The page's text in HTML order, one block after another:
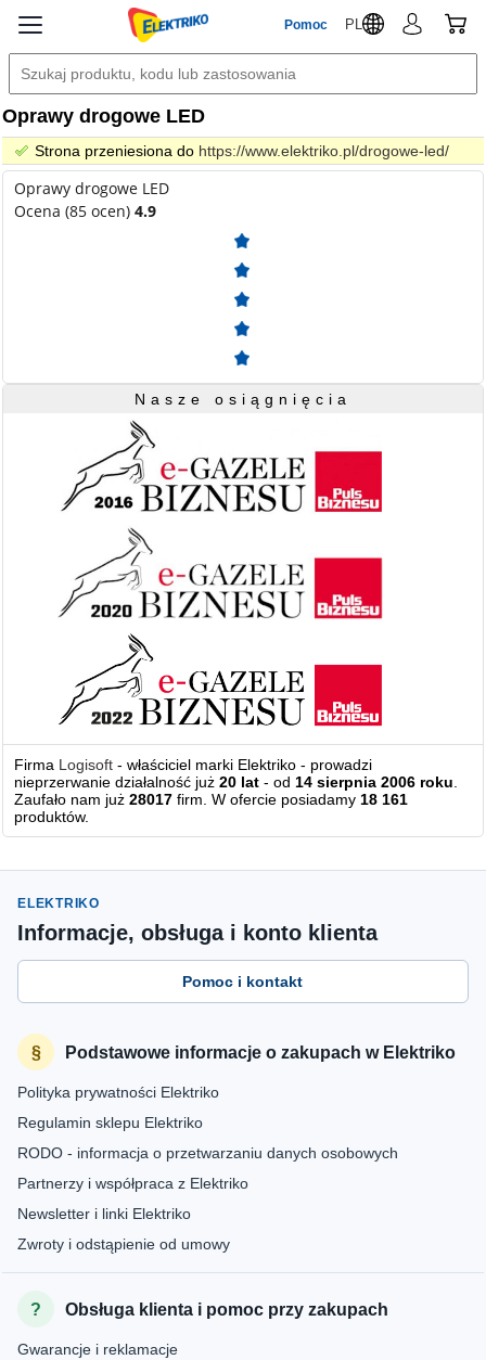
Pomoc PL
Oprawy drogowe LED
Strona przeniesiona do https://www.elektriko.pl/drogowe-led/
Oprawy drogowe LED
Ocena (85 ocen)4.9
Nasze osiągnięcia
Firma Logisoft - właściciel marki Elektriko - prowadzi
nieprzerwanie działalność już20 lat - od14 sierpnia 2006 roku.
Zaufało nam już28017 firm. W ofercie posiadamy18 161
produktów.
ELEKTRIKO
Informacje, obsługa i konto klienta
Pomoc i kontakt
Podstawowe informacje o zakupach w Elektriko
Polityka prywatności Elektriko
Regulamin sklepu Elektriko
RODO - informacja o przetwarzaniu danych osobowych
Partnerzy i współpraca z Elektriko
Newsletter i linki Elektriko
Zwroty i odstąpienie od umowy
Obsługa klienta i pomoc przy zakupach
Gwarancje i reklamacje